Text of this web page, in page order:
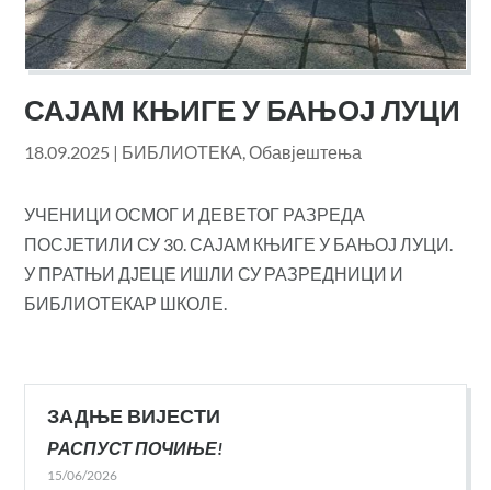
САЈАМ КЊИГЕ У БАЊОЈ ЛУЦИ
18.09.2025 | БИБЛИОТЕКА,Обавјештења
УЧЕНИЦИ ОСМОГ И ДЕВЕТОГ РАЗРЕДА
ПОСЈЕТИЛИ СУ 30. САЈАМ КЊИГЕ У БАЊОЈ ЛУЦИ.
У ПРАТЊИ ДЈЕЦЕ ИШЛИ СУ РАЗРЕДНИЦИ И
БИБЛИОТЕКАР ШКОЛЕ.
ЗАДЊЕ ВИЈЕСТИ
РАСПУСТ ПОЧИЊЕ!
15/06/2026